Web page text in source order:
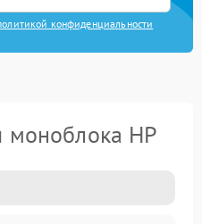
конфиденциальности
моноблока HP